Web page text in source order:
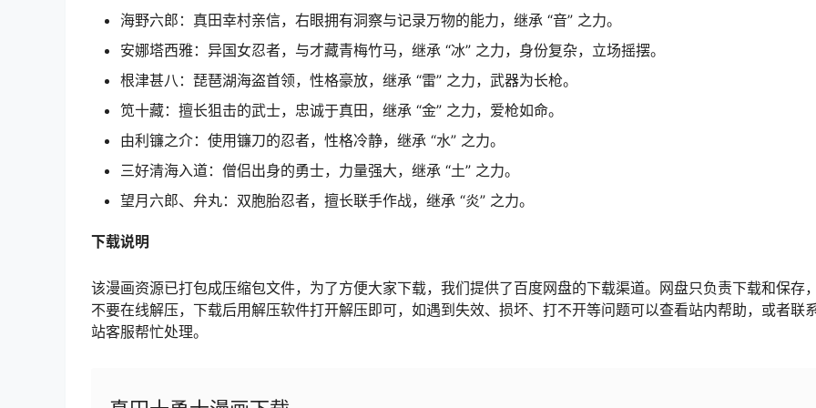
海野六郎：真田幸村亲信，右眼拥有洞察与记录万物的能力，继承 “音” 之力。
安娜塔西雅：异国女忍者，与才藏青梅竹马，继承 “冰” 之力，身份复杂，立场摇摆。
根津甚八：琵琶湖海盗首领，性格豪放，继承 “雷” 之力，武器为长枪。
笕十藏：擅长狙击的武士，忠诚于真田，继承 “金” 之力，爱枪如命。
由利镰之介：使用镰刀的忍者，性格冷静，继承 “水” 之力。
三好清海入道：僧侣出身的勇士，力量强大，继承 “土” 之力。
望月六郎、弁丸：双胞胎忍者，擅长联手作战，继承 “炎” 之力。
下载说明
该漫画资源已打包成压缩包文件，为了方便大家下载，我们提供了百度网盘的下载渠道。网盘只负责下载和保存
不要在线解压，下载后用解压软件打开解压即可，如遇到失效、损坏、打不开等问题可以查看站内帮助，或者联
站客服帮忙处理。